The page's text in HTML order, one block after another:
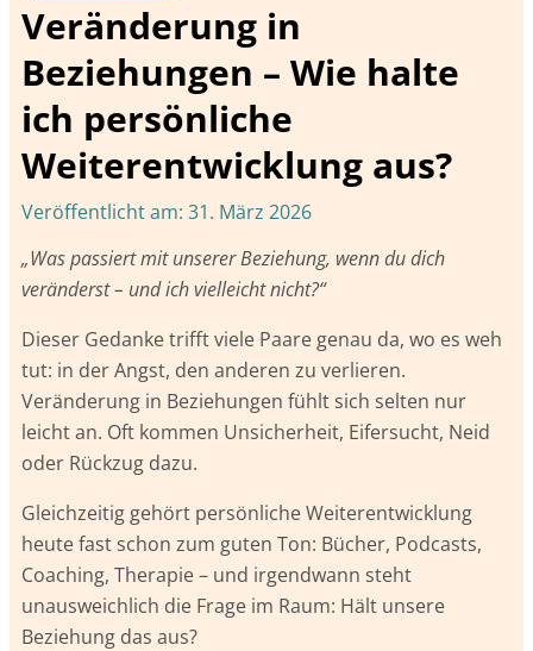
Veränderung in
Beziehungen – Wie halte
ich persönliche
Weiterentwicklung aus?
Veröffentlicht am: 31. März 2026
„Was passiert mit unserer Beziehung, wenn du dich
veränderst – und ich vielleicht nicht?“
Dieser Gedanke trifft viele Paare genau da, wo es weh
tut: in der Angst, den anderen zu verlieren.
Veränderung in Beziehungen fühlt sich selten nur
leicht an. Oft kommen Unsicherheit, Eifersucht, Neid
oder Rückzug dazu.
Gleichzeitig gehört persönliche Weiterentwicklung
heute fast schon zum guten Ton: Bücher, Podcasts,
Coaching, Therapie – und irgendwann steht
unausweichlich die Frage im Raum: Hält unsere
Beziehung das aus?